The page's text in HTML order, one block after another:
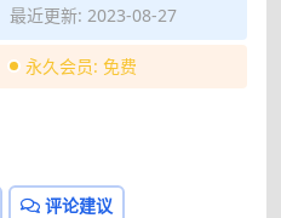
最近更新: 2023-08-27
永久会员: 免费
评论建议